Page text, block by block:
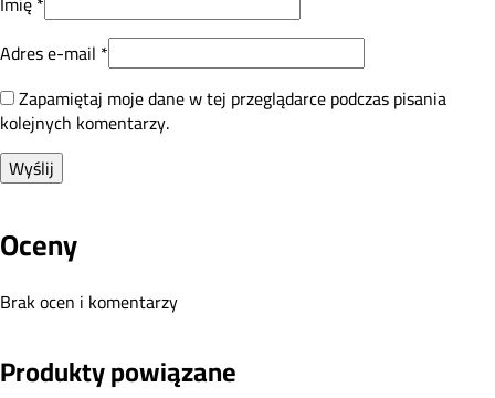
Adres e-mail *
Zapamiętaj moje dane w tej przeglądarce podczas pisania
kolejnych komentarzy.
Oceny
Brak ocen i komentarzy
Produkty powiązane